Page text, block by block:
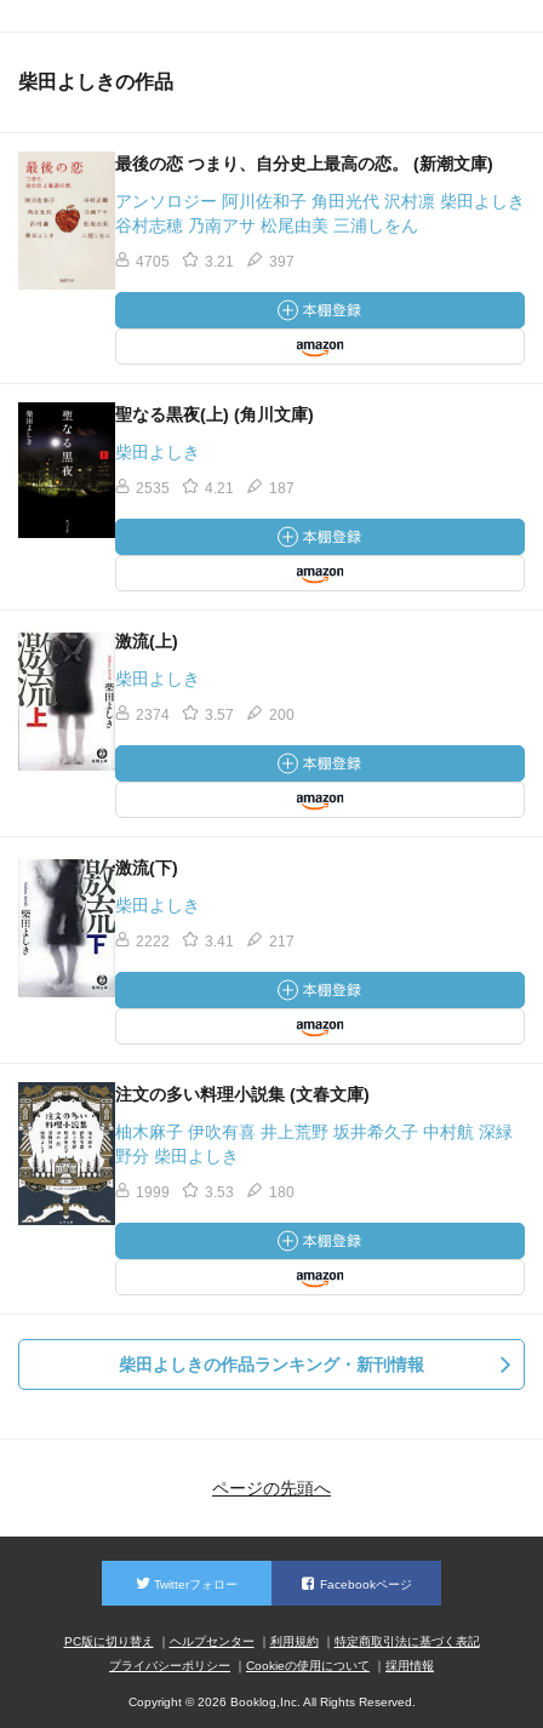
柴田よしきの作品
最後の恋 つまり、自分史上最高の恋。 (新潮文庫)
アンソロジー 阿川佐和子 角田光代 沢村凛 柴田よしき
谷村志穂 乃南アサ 松尾由美 三浦しをん
4705 3.21 397
聖なる黒夜(上) (角川文庫)
柴田よしき
2535 4.21 187
激流(上)
柴田よしき
2374 3.57 200
激流(下)
柴田よしき
2222 3.41 217
注文の多い料理小説集 (文春文庫)
柚木麻子 伊吹有喜 井上荒野 坂井希久子 中村航 深緑
野分 柴田よしき
1999 3.53 180
柴田よしきの作品ランキング・新刊情報
ページの先頭へ
Twitterフォロー Facebookページ
PC版に切り替え ヘルプセンター 利用規約
特定商取引法に基づく表記
プライバシーポリシー
Cookieの使用について 採用情報
Copyright © 2026 Booklog,Inc. All Rights Reserved.